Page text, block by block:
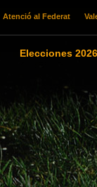
Atenció al Federat
Elecciones 2026